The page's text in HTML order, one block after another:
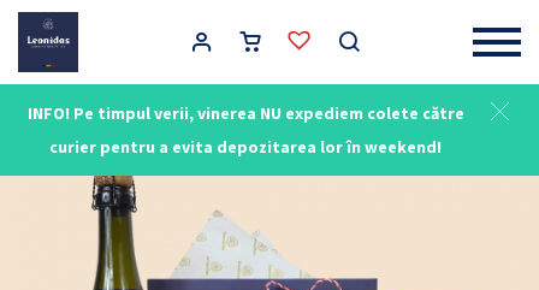
INFO! Pe timpul verii, vinerea NU expediem colete către
curier pentru a evita depozitarea lor în weekend!
Main Navigation